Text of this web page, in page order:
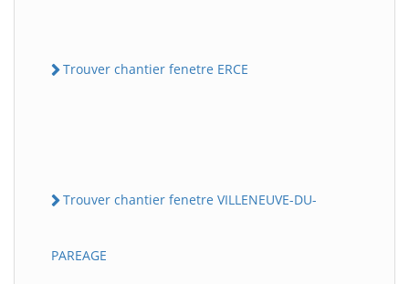
Trouver chantier fenetre ERCE
Trouver chantier fenetre VILLENEUVE-DU-
PAREAGE